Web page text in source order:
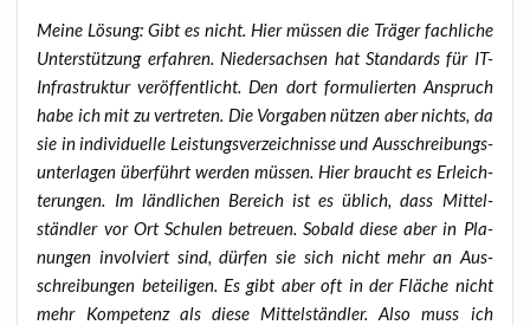
Mei­ne Lösung: Gibt es nicht. Hier müs­sen die Trä­ger fach­li­che
Unter­stüt­zung erfah­ren. Nie­der­sach­sen hat Stan­dards für IT-
Infra­struk­tur ver­öf­fent­licht. Den dort for­mu­lier­ten Anspruch
habe ich mit zu ver­tre­ten. Die Vor­ga­ben nüt­zen aber nichts, da
sie in indi­vi­du­el­le Leis­tungs­ver­zeich­nis­se und Aus­schrei­bungs­
un­ter­la­gen über­führt wer­den müs­sen. Hier braucht es Erleich­
te­run­gen. Im länd­li­chen Bereich ist es üblich, dass Mit­tel­
ständ­ler vor Ort Schu­len betreu­en. Sobald die­se aber in Pla­
nun­gen invol­viert sind, dür­fen sie sich nicht mehr an Aus­
schrei­bun­gen betei­li­gen. Es gibt aber oft in der Flä­che nicht
mehr Kom­pe­tenz als die­se Mit­tel­ständ­ler. Also muss ich